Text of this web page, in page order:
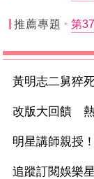
推薦專題 第
黃明志二舅猝
改版大回饋
明星講師親授
追蹤訂閱娛樂